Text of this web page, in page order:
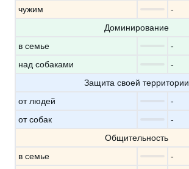
чужим
-
Доминирование
в семье
-
над собаками
-
Защита своей территории
от людей
-
от собак
-
Общительность
в семье
-